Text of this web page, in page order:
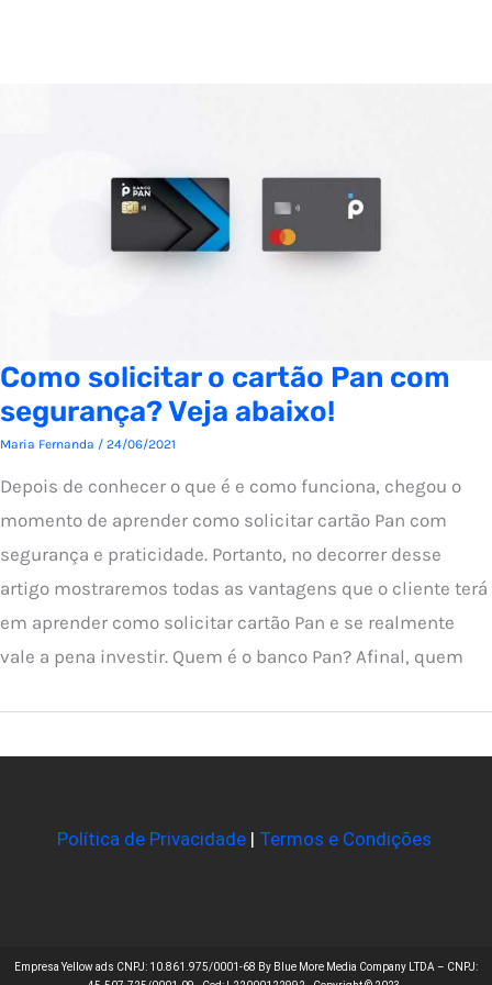
Como solicitar o cartão Pan com
segurança? Veja abaixo!
Maria Fernanda / 24/06/2021
Depois de conhecer o que é e como funciona, chegou o
momento de aprender como solicitar cartão Pan com
segurança e praticidade. Portanto, no decorrer desse
artigo mostraremos todas as vantagens que o cliente terá
em aprender como solicitar cartão Pan e se realmente
vale a pena investir. Quem é o banco Pan? Afinal, quem
Política de Privacidade| Termos e Condições
Empresa Yellow ads CNPJ: 10.861.975/0001-68 By Blue More Media Company LTDA – CNPJ: